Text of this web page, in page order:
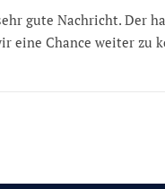
gute Nachricht. Der
eine Chance weiter zu